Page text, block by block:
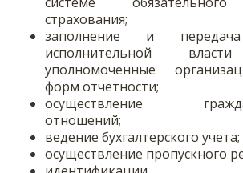
страхования;
заполнение и
исполнительной
уполномоченные
форм отчетности;
осуществление
отношений;
ведение бухгалтерского учета;
осуществление пропускного